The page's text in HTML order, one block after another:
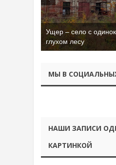
Ущер – село с
глухом лесу
МЫ В
НАШИ ЗАПИСИ
КАРТИНКОЙ